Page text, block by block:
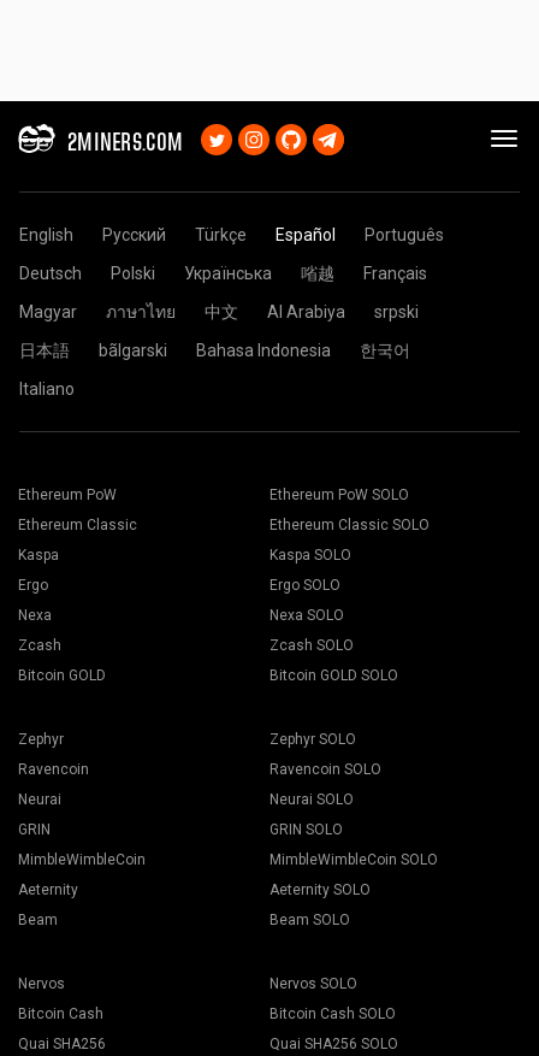
2MINERS.COM
English Русский Türkçe Español
Português
Deutsch
Polski Українська 㗂越
Français
Magyar
ภาษาไทย 中文 Al Arabiya
srpski
日本語
bãlgarski Bahasa Indonesia
한국어
Italiano
Ethereum PoW
Ethereum Classic
Kaspa
Ergo
Nexa
Zcash
Bitcoin GOLD
Ethereum PoW SOLO
Ethereum Classic SOLO
Kaspa SOLO
Ergo SOLO
Nexa SOLO
Zcash SOLO
Bitcoin GOLD SOLO
Zephyr
Ravencoin
Neurai
GRIN
MimbleWimbleCoin
Aeternity
Beam
Zephyr SOLO
Ravencoin SOLO
Neurai SOLO
GRIN SOLO
MimbleWimbleCoin SOLO
Aeternity SOLO
Beam SOLO
Nervos
Bitcoin Cash
Quai SHA256
Nervos SOLO
Bitcoin Cash SOLO
Quai SHA256 SOLO